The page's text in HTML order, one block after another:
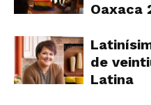
Oaxaca
de
Latina